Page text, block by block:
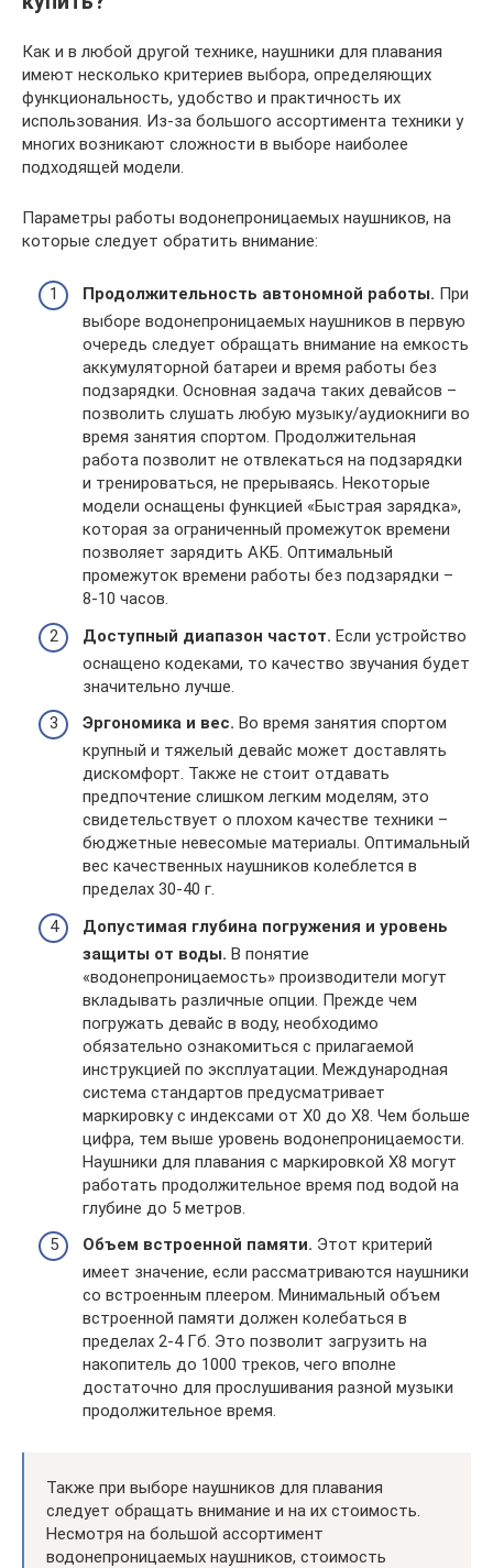
Как и в любой другой технике, наушники для плавания
имеют несколько критериев выбора, определяющих
функциональность, удобство и практичность их
использования. Из-за большого ассортимента техники у
многих возникают сложности в выборе наиболее
подходящей модели.
Параметры работы водонепроницаемых наушников, на
которые следует обратить внимание:
Продолжительность автономной работы. При
выборе водонепроницаемых наушников в первую
очередь следует обращать внимание на емкость
аккумуляторной батареи и время работы без
подзарядки. Основная задача таких девайсов –
позволить слушать любую музыку/аудиокниги во
время занятия спортом. Продолжительная
работа позволит не отвлекаться на подзарядки
и тренироваться, не прерываясь. Некоторые
модели оснащены функцией «Быстрая зарядка»,
которая за ограниченный промежуток времени
позволяет зарядить АКБ. Оптимальный
промежуток времени работы без подзарядки –
8-10 часов.
Доступный диапазон частот. Если устройство
оснащено кодеками, то качество звучания будет
значительно лучше.
Эргономика и вес. Во время занятия спортом
крупный и тяжелый девайс может доставлять
дискомфорт. Также не стоит отдавать
предпочтение слишком легким моделям, это
свидетельствует о плохом качестве техники –
бюджетные невесомые материалы. Оптимальный
вес качественных наушников колеблется в
пределах 30-40 г.
Допустимая глубина погружения и уровень
защиты от воды. В понятие
«водонепроницаемость» производители могут
вкладывать различные опции. Прежде чем
погружать девайс в воду, необходимо
обязательно ознакомиться с прилагаемой
инструкцией по эксплуатации. Международная
система стандартов предусматривает
маркировку с индексами от Х0 до Х8. Чем больше
цифра, тем выше уровень водонепроницаемости.
Наушники для плавания с маркировкой Х8 могут
работать продолжительное время под водой на
глубине до 5 метров.
Объем встроенной памяти. Этот критерий
имеет значение, если рассматриваются наушники
со встроенным плеером. Минимальный объем
встроенной памяти должен колебаться в
пределах 2-4 Гб. Это позволит загрузить на
накопитель до 1000 треков, чего вполне
достаточно для прослушивания разной музыки
продолжительное время.
Также при выборе наушников для плавания
следует обращать внимание и на их стоимость.
Несмотря на большой ассортимент
водонепроницаемых наушников, стоимость